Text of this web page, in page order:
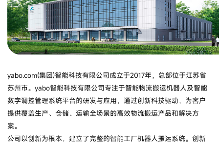
yabo.com(集团)智能科技有限公司成立于2017年，总部位于江苏省
苏州市。yabo智能科技有限公司专注于智能物流搬运机器人及智能
数字调控管理系统平台的研发与应用，通过创新科技驱动，为客户
提供覆盖生产、仓储、运输全场景的高效物流搬运产品和解决方
案。
公司以创新为根本，建立了完整的智能工厂机器人搬运系统。创新